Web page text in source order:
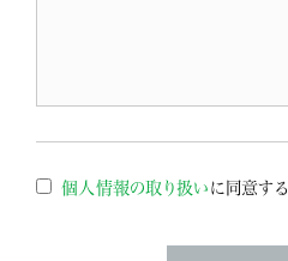
個人情報の取り扱いに同意する